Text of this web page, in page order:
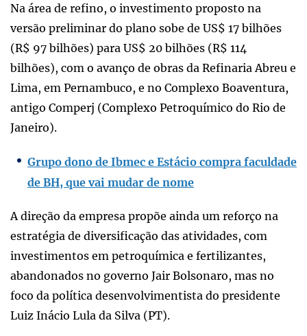
Na área de refino, o investimento proposto na
versão preliminar do plano sobe de US$ 17 bilhões
(R$ 97 bilhões) para US$ 20 bilhões (R$ 114
bilhões), com o avanço de obras da Refinaria Abreu e
Lima, em Pernambuco, e no Complexo Boaventura,
antigo Comperj (Complexo Petroquímico do Rio de
Janeiro).
Grupo dono de Ibmec e Estácio compra faculdade
de BH, que vai mudar de nome
A direção da empresa propõe ainda um reforço na
estratégia de diversificação das atividades, com
investimentos em petroquímica e fertilizantes,
abandonados no governo Jair Bolsonaro, mas no
foco da política desenvolvimentista do presidente
Luiz Inácio Lula da Silva (PT).